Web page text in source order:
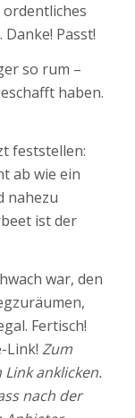
Passt!
so rum –
haben.
feststellen:
ab wie ein
nahezu
ist der
war, den
Fertisch!
Link! Zum
anklicken.
nach der